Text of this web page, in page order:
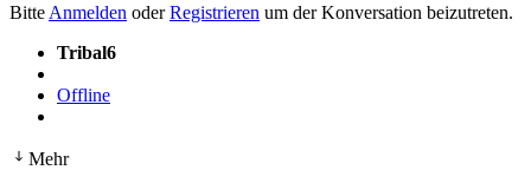
Bitte Anmelden oderRegistrieren um der Konversation beizutreten.
Tribal6
Offline
Mehr